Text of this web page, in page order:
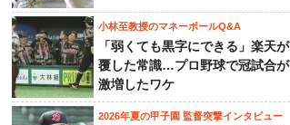
小林至教授のマネーボールQ&A
「弱くても黒字にできる」楽天が
覆した常識…プロ野球で冠試合が
激増したワケ
2026年夏の甲子園 監督突撃インタビュー